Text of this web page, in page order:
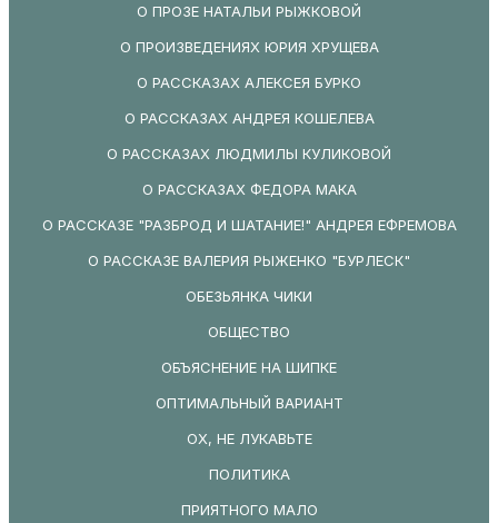
О ПРОЗЕ НАТАЛЬИ РЫЖКОВОЙ
О ПРОИЗВЕДЕНИЯХ ЮРИЯ ХРУЩЕВА
О РАССКАЗАХ АЛЕКСЕЯ БУРКО
О РАССКАЗАХ АНДРЕЯ КОШЕЛЕВА
О РАССКАЗАХ ЛЮДМИЛЫ КУЛИКОВОЙ
О РАССКАЗАХ ФЕДОРА МАКА
О РАССКАЗЕ "РАЗБРОД И ШАТАНИЕ!" АНДРЕЯ ЕФРЕМОВА
О РАССКАЗЕ ВАЛЕРИЯ РЫЖЕНКО "БУРЛЕСК"
ОБЕЗЬЯНКА ЧИКИ
ОБЩЕСТВО
ОБЪЯСНЕНИЕ НА ШИПКЕ
ОПТИМАЛЬНЫЙ ВАРИАНТ
ОХ, НЕ ЛУКАВЬТЕ
ПОЛИТИКА
ПРИЯТНОГО МАЛО